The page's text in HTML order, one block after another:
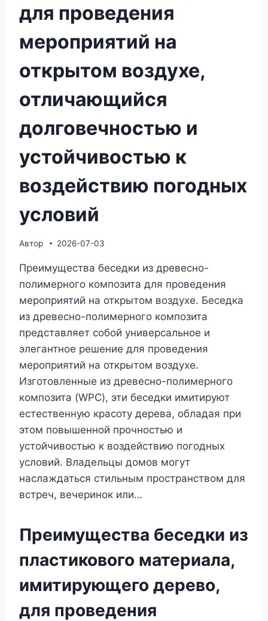
для проведения
мероприятий на
открытом воздухе,
отличающийся
долговечностью и
устойчивостью к
воздействию погодных
условий
Автор 2026-07-03
Преимущества беседки из древесно-
полимерного композита для проведения
мероприятий на открытом воздухе. Беседка
из древесно-полимерного композита
представляет собой универсальное и
элегантное решение для проведения
мероприятий на открытом воздухе.
Изготовленные из древесно-полимерного
композита (WPC), эти беседки имитируют
естественную красоту дерева, обладая при
этом повышенной прочностью и
устойчивостью к воздействию погодных
условий. Владельцы домов могут
наслаждаться стильным пространством для
встреч, вечеринок или…
Преимущества беседки из
пластикового материала,
имитирующего дерево,
для проведения